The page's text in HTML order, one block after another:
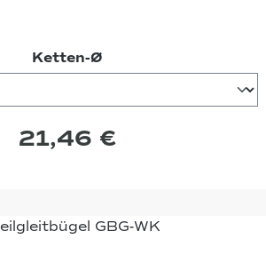
Ketten-Ø
21,46 €